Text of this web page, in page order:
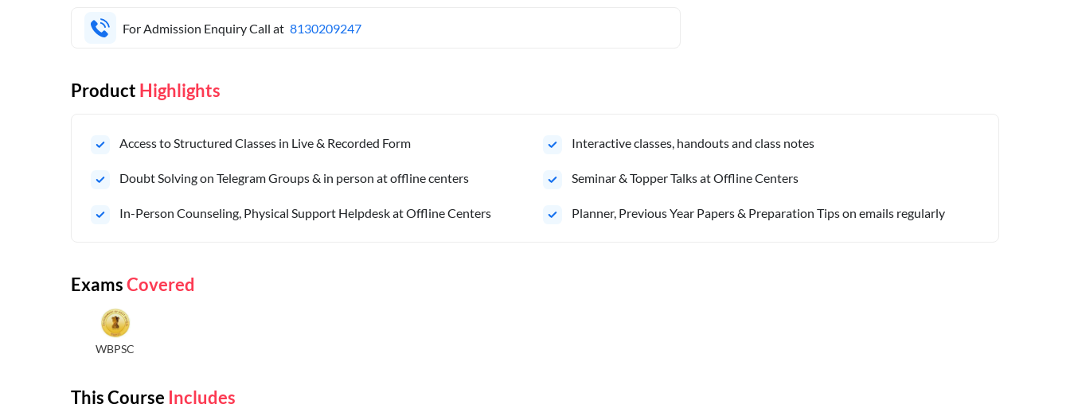
For Admission Enquiry Call at 8130209247
Product Highlights
Access to Structured Classes in Live & Recorded Form Interactive classes, handouts and class notes
Doubt Solving on Telegram Groups & in person at offline centers ⁠Seminar & Topper Talks at Offline Centers
In-Person Counseling, Physical Support Helpdesk at Offline Centers ⁠Planner, Previous Year Papers & Preparation Tips on emails regularly
ExamsCovered
WBPSC
This Course Includes